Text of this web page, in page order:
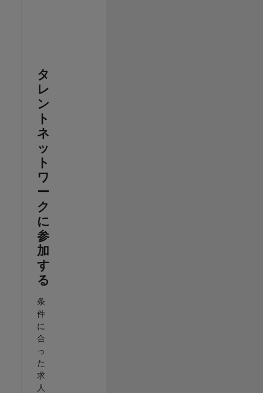
タ
レ
ン
ト
ネ
ッ
ト
ワ
ー
ク
に
参
加
す
る
条
件
に
合
っ
た
求
人